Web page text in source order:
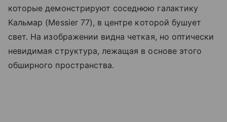
которые демонстрируют соседнюю галактику
Кальмар (Messier 77), в центре которой бушует
свет. На изображении видна четкая, но оптически
невидимая структура, лежащая в основе этого
обширного пространства.